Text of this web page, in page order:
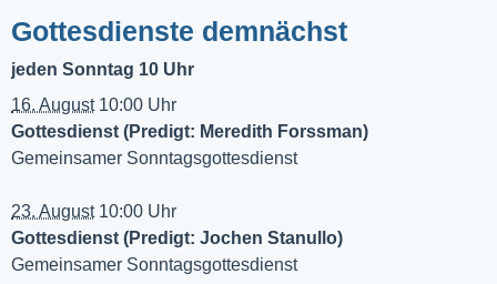
Gottesdienste demnächst
jeden Sonntag 10 Uhr
16. August10:00 Uhr
Gottesdienst (Predigt: Meredith Forssman)
Gemeinsamer Sonntagsgottesdienst
23. August10:00 Uhr
Gottesdienst (Predigt: Jochen Stanullo)
Gemeinsamer Sonntagsgottesdienst